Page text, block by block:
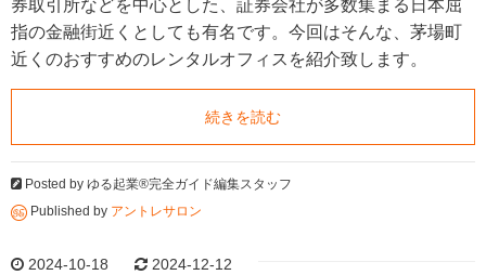
券取引所などを中心とした、証券会社が多数集まる日本屈
指の金融街近くとしても有名です。今回はそんな、茅場町
近くのおすすめのレンタルオフィスを紹介致します。
続きを読む
Posted by ゆる起業®完全ガイド編集スタッフ
Published by アントレサロン
2024-10-18 2024-12-12